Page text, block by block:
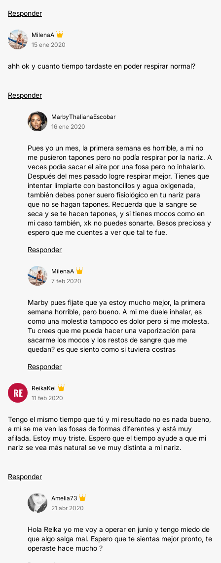
Responder
MilenaA
15 ene 2020
ahh ok y cuanto tiempo tardaste en poder respirar normal?
Responder
MarbyThalianaEscobar
16 ene 2020
Pues yo un mes, la primera semana es horrible, a mi no
me pusieron tapones pero no podía respirar por la nariz. A
veces podía sacar el aire por una fosa pero no inhalarlo.
Después del mes pasado logre respirar mejor. Tienes que
intentar limpiarte con bastoncillos y agua oxigenada,
también debes poner suero fisiológico en tu nariz para
que no se hagan tapones. Recuerda que la sangre se
seca y se te hacen tapones, y si tienes mocos como en
mi caso también, xk no puedes sonarte. Besos preciosa y
espero que me cuentes a ver que tal te fue.
Responder
MilenaA
7 feb 2020
Marby pues fijate que ya estoy mucho mejor, la primera
semana horrible, pero bueno. A mi me duele inhalar, es
como una molestia tampoco es dolor pero si me molesta.
Tu crees que me pueda hacer una vaporización para
sacarme los mocos y los restos de sangre que me
quedan? es que siento como si tuviera costras
Responder
RE
ReikaKei
11 feb 2020
Tengo el mismo tiempo que tú y mi resultado no es nada bueno,
a mí se me ven las fosas de formas diferentes y está muy
afilada. Estoy muy triste. Espero que el tiempo ayude a que mi
nariz se vea más natural se ve muy distinta a mi nariz.
Responder
Amelia73
21 abr 2020
Hola Reika yo me voy a operar en junio y tengo miedo de
que algo salga mal. Espero que te sientas mejor pronto, te
operaste hace mucho ?